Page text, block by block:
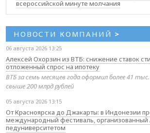
всероссийской минуте молчания
НОВОСТИ КОМПАНИЙ >
06 августа 2026 13:25
Алексей Охорзин из ВТБ: снижение ставок
отложенный спрос на ипотеку
ВТБ за семь месяцев года оформил более 41
свыше 200 млрд рублей
05 августа 2026 13:15
От Красноярска до Джакарты: в Индонезии
международный фестиваль, организованный
педуниверситетом